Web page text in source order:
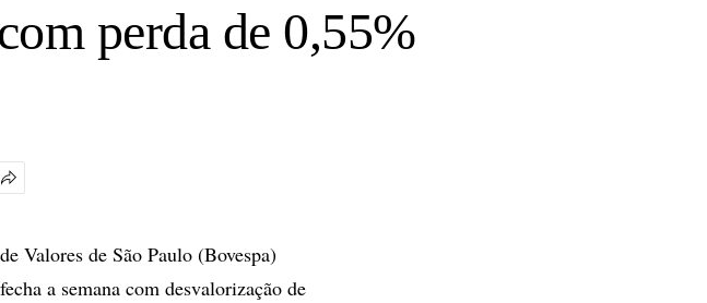
perda de 0,55%
Valores de São Paulo (Bovespa)
a semana com desvalorização de